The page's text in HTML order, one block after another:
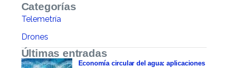
Categorías
Telemetría
Drones
Últimas entradas
Economía circular del agua: aplicaciones